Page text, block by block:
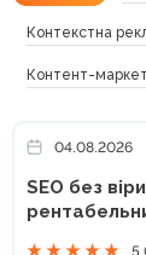
Контекстна
Контент-
04.08.2026
SEO без